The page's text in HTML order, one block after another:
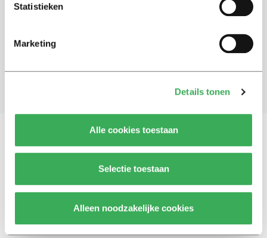
Statistieken
Marketing
Details tonen
Alle cookies toestaan
Selectie toestaan
Alleen noodzakelijke cookies
Blijf op de hoogte. Meld je aan voor de nieuwsbrief van
Aanmelden
Vragen, opmerkingen of tips?
© 2026 -Over ons Disclaimer Adverteren Werken bij Contact